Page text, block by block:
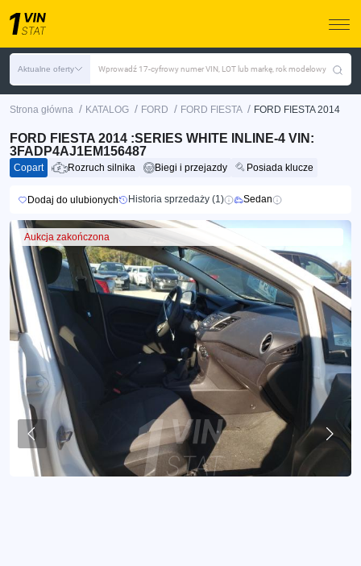
Aktualne oferty Wprowadź 17-cyfrowy numer VIN, LOT lub markę, rok modelowy
Strona główna / KATALOG / FORD / FORD FIESTA / FORD FIESTA 2014
FORD FIESTA 2014 :SERIES WHITE INLINE-4 VIN:
3FADP4AJ1EM156487
Copart Rozruch silnika Biegi i przejazdy Posiada klucze
Dodaj do ulubionych Historia sprzedaży (1) Sedan
Aukcja zakończona